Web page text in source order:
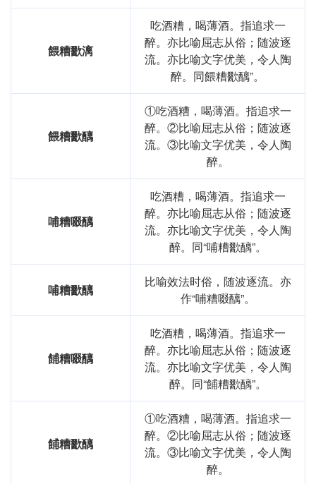
餵糟歠漓
吃酒糟，喝薄酒。指追求一
醉。亦比喻屈志从俗；随波逐
流。亦比喻文字优美，令人陶
醉。同餵糟歠醨”。
餵糟歠醨
①吃酒糟，喝薄酒。指追求一
醉。②比喻屈志从俗；随波逐
流。③比喻文字优美，令人陶
醉。
哺糟啜醨
吃酒糟，喝薄酒。指追求一
醉。亦比喻屈志从俗；随波逐
流。亦比喻文字优美，令人陶
醉。同“哺糟歠醨”。
哺糟歠醨
比喻效法时俗，随波逐流。亦
作“哺糟啜醨”。
餔糟啜醨
吃酒糟，喝薄酒。指追求一
醉。亦比喻屈志从俗；随波逐
流。亦比喻文字优美，令人陶
醉。同“餔糟歠醨”。
餔糟歠醨
①吃酒糟，喝薄酒。指追求一
醉。②比喻屈志从俗；随波逐
流。③比喻文字优美，令人陶
醉。